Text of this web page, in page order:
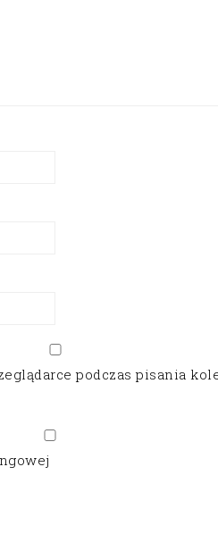
podczas pisania